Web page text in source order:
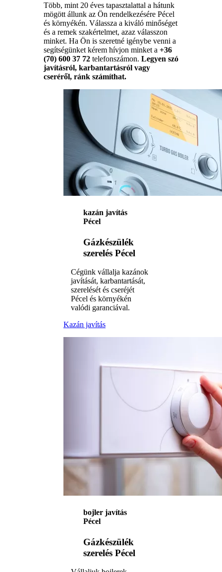
Több, mint 20 éves tapasztalattal a hátunk
mögött állunk az Ön rendelkezésére Pécel
és környékén. Válassza a kiváló minőséget
és a remek szakértelmet, azaz válasszon
minket. Ha Ön is szeretné igénybe venni a
segítségünket kérem hívjon minket a +36
(70) 600 37 72 telefonszámon. Legyen szó
javításról, karbantartásról vagy
cseréről, ránk számíthat.
kazán javítás
Pécel
Gázkészülék
szerelés Pécel
Cégünk vállalja kazánok
javítását, karbantartását,
szerelését és cseréjét
Pécel és környékén
valódi garanciával.
Kazán javítás
bojler javítás
Pécel
Gázkészülék
szerelés Pécel